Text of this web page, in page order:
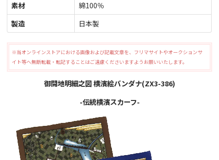
素材
綿100％
製造
日本製
※当オンラインストアにおける画像および記載文章を、フリマサイトやオークションサ
イト等へ無断転載・転記することはご遠慮くださいますようお願いいたします。
御開地明細之図 横濱絵バンダナ(ZX3-386)
-伝統横濱スカーフ-